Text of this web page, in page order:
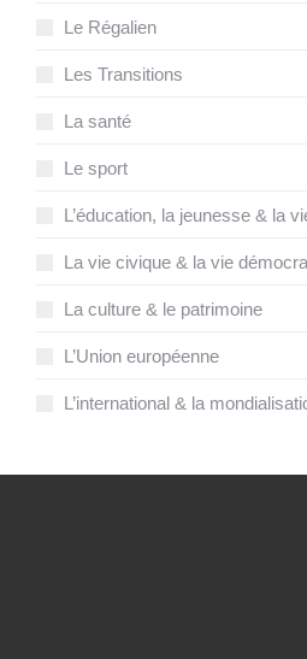
Le Régalien
Les Transitions
La santé
Le sport
L’éducation, la jeunesse & la
La vie civique & la vie
La culture & le patrimoine
L’Union européenne
L’international & la